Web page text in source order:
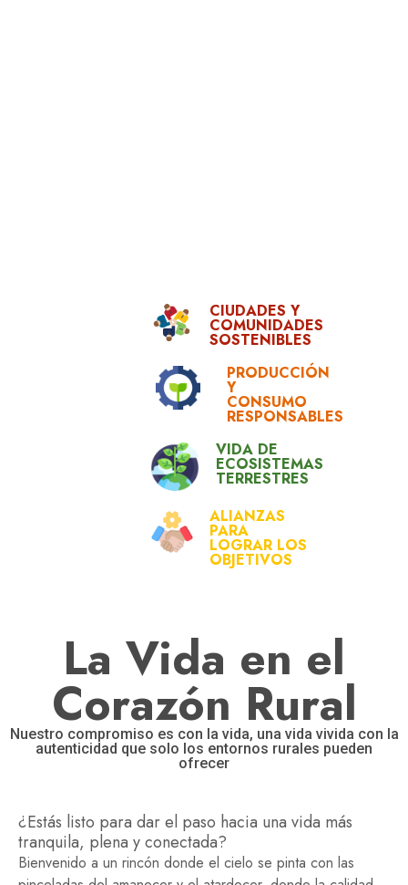
CIUDADES Y
COMUNIDADES
SOSTENIBLES
PRODUCCIÓN
Y
CONSUMO
RESPONSABLES
VIDA DE
ECOSISTEMAS
TERRESTRES
ALIANZAS
PARA
LOGRAR LOS
OBJETIVOS
La Vida en el
Corazón Rural
Nuestro compromiso es con la vida, una vida vivida con la
autenticidad que solo los entornos rurales pueden
ofrecer
¿Estás listo para dar el paso hacia una vida más
tranquila, plena y conectada?
Bienvenido a un rincón donde el cielo se pinta con las